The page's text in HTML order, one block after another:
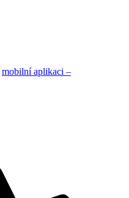
mobilní aplikaci –